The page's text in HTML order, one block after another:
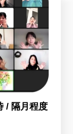
/ 隔月程度